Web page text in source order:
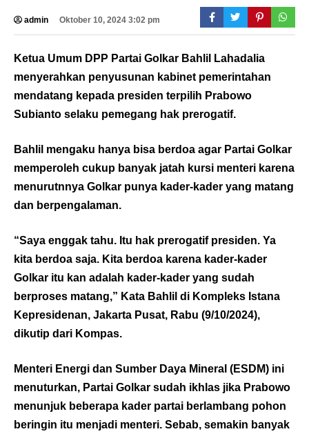
admin Oktober 10, 2024 3:02 pm
Ketua Umum DPP Partai Golkar Bahlil Lahadalia
menyerahkan penyusunan kabinet pemerintahan
mendatang kepada presiden terpilih Prabowo
Subianto selaku pemegang hak prerogatif.
Bahlil mengaku hanya bisa berdoa agar Partai Golkar
memperoleh cukup banyak jatah kursi menteri karena
menurutnnya Golkar punya kader-kader yang matang
dan berpengalaman.
“Saya enggak tahu. Itu hak prerogatif presiden. Ya
kita berdoa saja. Kita berdoa karena kader-kader
Golkar itu kan adalah kader-kader yang sudah
berproses matang,” Kata Bahlil di Kompleks Istana
Kepresidenan, Jakarta Pusat, Rabu (9/10/2024),
dikutip dari Kompas.
Menteri Energi dan Sumber Daya Mineral (ESDM) ini
menuturkan, Partai Golkar sudah ikhlas jika Prabowo
menunjuk beberapa kader partai berlambang pohon
beringin itu menjadi menteri. Sebab, semakin banyak